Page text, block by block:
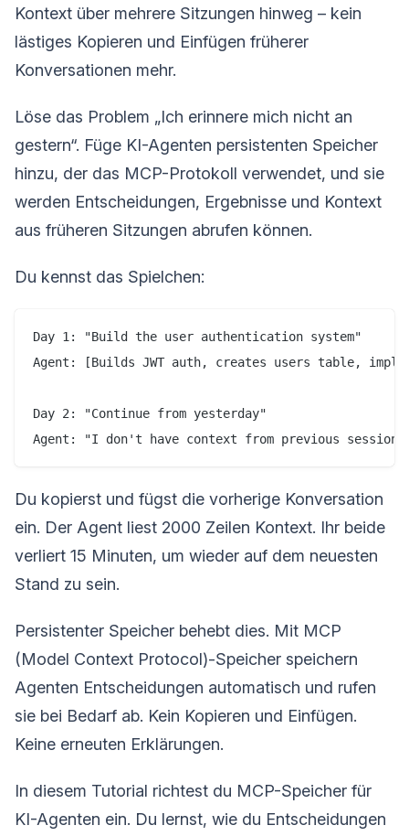
Kontext über mehrere Sitzungen hinweg – kein
lästiges Kopieren und Einfügen früherer
Konversationen mehr.
Löse das Problem „Ich erinnere mich nicht an
gestern“. Füge KI-Agenten persistenten Speicher
hinzu, der das MCP-Protokoll verwendet, und sie
werden Entscheidungen, Ergebnisse und Kontext
aus früheren Sitzungen abrufen können.
Du kennst das Spielchen:
Day 1: "Build the user authentication system"
Agent: [Builds JWT auth, creates users table,
Day 2: "Continue from yesterday"
Du kopierst und fügst die vorherige Konversation
ein. Der Agent liest 2000 Zeilen Kontext. Ihr beide
verliert 15 Minuten, um wieder auf dem neuesten
Stand zu sein.
Persistenter Speicher behebt dies. Mit MCP
(Model Context Protocol)-Speicher speichern
Agenten Entscheidungen automatisch und rufen
sie bei Bedarf ab. Kein Kopieren und Einfügen.
Keine erneuten Erklärungen.
In diesem Tutorial richtest du MCP-Speicher für
KI-Agenten ein. Du lernst, wie du Entscheidungen